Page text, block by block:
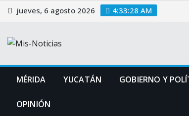
Skip
to
jueves, 6 agosto 2026 4:33:29 AM
MÉRIDA YUCATÁN GOBIERNO Y
OPINIÓN